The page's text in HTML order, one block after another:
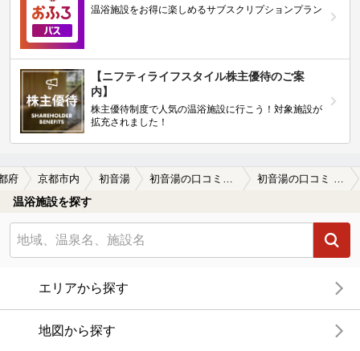
温浴施設をお得に楽しめるサブスクリプションプラン
【ニフティライフスタイル株主優待のご案
内】
株主優待制度で人気の温浴施設に行こう！対象施設が
拡充されました！
府 京都市内 初音湯 初音湯の口コミ一覧 初音湯の口コミ 水風呂がいいです
温浴施設を探す
エリアから探す
地図から探す